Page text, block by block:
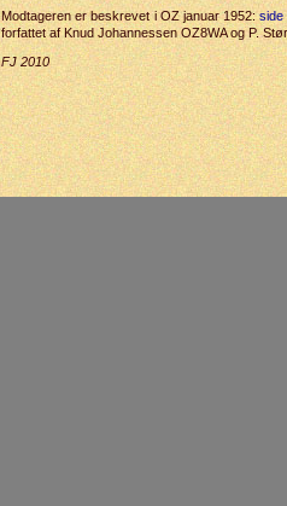
Modtageren er beskrevet i OZ januar 1952:side
forfattet af Knud Johannessen OZ8WA og P.
FJ 2010